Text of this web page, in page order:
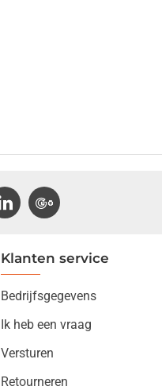
Klanten service
Bedrijfsgegevens
Ik heb een vraag
Versturen
Retourneren